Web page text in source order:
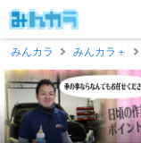
みんカラ
みんカラ＋